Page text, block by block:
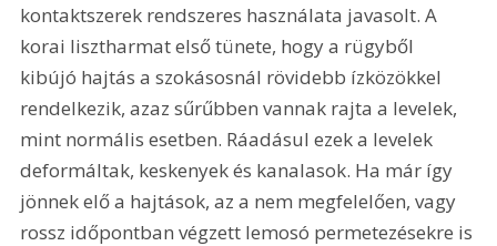
kontaktszerek rendszeres használata javasolt. A
korai lisztharmat első tünete, hogy a rügyből
kibújó hajtás a szokásosnál rövidebb ízközökkel
rendelkezik, azaz sűrűbben vannak rajta a levelek,
mint normális esetben. Ráadásul ezek a levelek
deformáltak, keskenyek és kanalasok. Ha már így
jönnek elő a hajtások, az a nem megfelelően, vagy
rossz időpontban végzett lemosó permetezésekre is